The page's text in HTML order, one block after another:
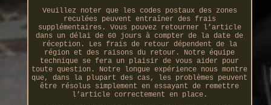
Veuillez noter que les codes postaux des zones
reculées peuvent entraîner des frais
supplémentaires. Vous pouvez retourner l’article
dans un délai de 60 jours à compter de la date de
réception. Les frais de retour dépendent de la
région et des raisons du retour. Notre équipe
technique se fera un plaisir de vous aider pour
toute question. Notre longue expérience nous montre
que, dans la plupart des cas, les problèmes peuvent
être résolus simplement en essayant de remettre
l’article correctement en place.